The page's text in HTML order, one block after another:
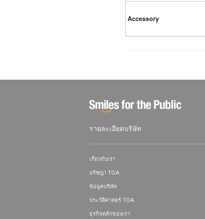
Accessory
รายละเอียดบริษัท
เกี่ยวกับเรา
ปรัชญา TOA
ข้อมูลบริษัท
ประวัติศาสตร์ TOA
ธุรกิจหลักของเรา